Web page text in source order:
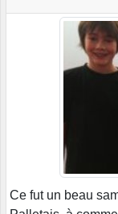
Ce fut un beau